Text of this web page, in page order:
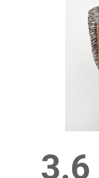
3.6